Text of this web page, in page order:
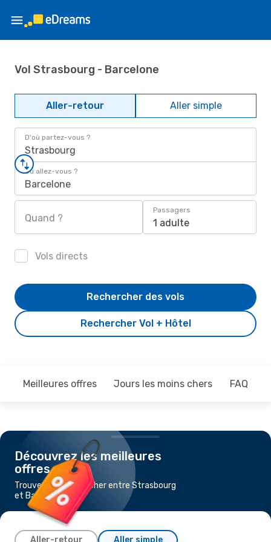
Vol Strasbourg - Barcelone
Aller-retour Aller simple
D'où partez-vous ?
Strasbourg
Où allez-vous ?
Barcelone
Quand ?
Passagers
1 adulte
Vols directs
Rechercher Vol + Hôtel
Rechercher des vols
Meilleures offres Jours les moins chers FAQ
Découvrez les meilleures
offres
Trouvez un vol pas cher entre Strasbourg
et Barcelone
Aller-retour Aller simple